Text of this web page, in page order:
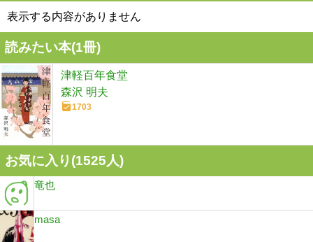
表示する内容がありません
読みたい本(1冊)
津軽百年食堂
森沢 明夫
1703
お気に入り(1525人)
竜也
masa